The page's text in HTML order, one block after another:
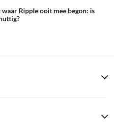
Ripple ooit mee begon: is